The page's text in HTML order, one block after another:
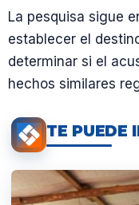
La pesquisa sigue
establecer el
determinar si el
hechos similares
TE PUEDE